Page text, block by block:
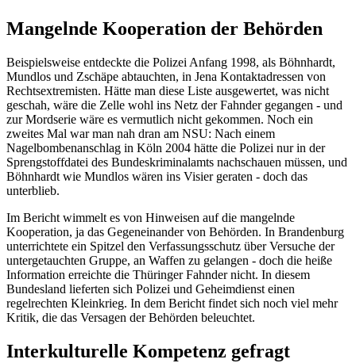
Mangelnde Kooperation der Behörden
Beispielsweise entdeckte die Polizei Anfang 1998, als Böhnhardt,
Mundlos und Zschäpe abtauchten, in Jena Kontaktadressen von
Rechtsextremisten. Hätte man diese Liste ausgewertet, was nicht
geschah, wäre die Zelle wohl ins Netz der Fahnder gegangen - und
zur Mordserie wäre es vermutlich nicht gekommen. Noch ein
zweites Mal war man nah dran am NSU: Nach einem
Nagelbombenanschlag in Köln 2004 hätte die Polizei nur in der
Sprengstoffdatei des Bundeskriminalamts nachschauen müssen, und
Böhnhardt wie Mundlos wären ins Visier geraten - doch das
unterblieb.
Im Bericht wimmelt es von Hinweisen auf die mangelnde
Kooperation, ja das Gegeneinander von Behörden. In Brandenburg
unterrichtete ein Spitzel den Verfassungsschutz über Versuche der
untergetauchten Gruppe, an Waffen zu gelangen - doch die heiße
Information erreichte die Thüringer Fahnder nicht. In diesem
Bundesland lieferten sich Polizei und Geheimdienst einen
regelrechten Kleinkrieg. In dem Bericht findet sich noch viel mehr
Kritik, die das Versagen der Behörden beleuchtet.
Interkulturelle Kompetenz gefragt